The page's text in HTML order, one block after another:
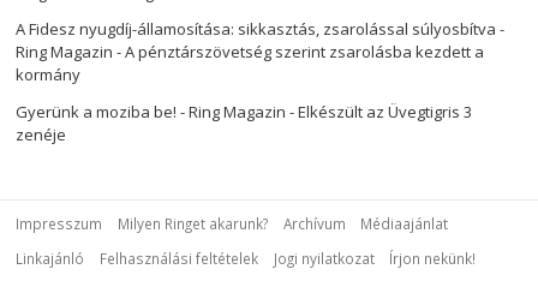
A Fidesz nyugdíj-államosítása: sikkasztás, zsarolással súlyosbítva -
Ring Magazin -A pénztárszövetség szerint zsarolásba kezdett a
kormány
Gyerünk a moziba be! - Ring Magazin -Elkészült az Üvegtigris 3
zenéje
Impresszum Milyen Ringet akarunk? Archívum
Médiaajánlat
Linkajánló
Felhasználási feltételek Jogi nyilatkozat Írjon nekünk!